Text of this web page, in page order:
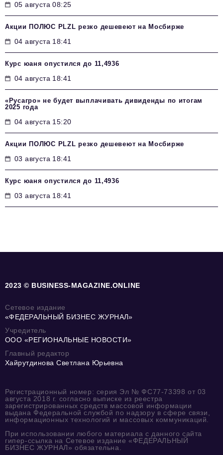
05 августа 08:25
Акции ПОЛЮС PLZL резко дешевеют на Мосбирже
04 августа 18:41
Курс юаня опустился до 11,4936
04 августа 18:41
«Русагро» не будет выплачивать дивиденды по итогам
2025 года
04 августа 15:20
Акции ПОЛЮС PLZL резко дешевеют на Мосбирже
03 августа 18:41
Курс юаня опустился до 11,4936
03 августа 18:41
2023 © BUSINESS-MAGAZINE.ONLINE
Сетевое издание
«ФЕДЕРАЛЬНЫЙ БИЗНЕС ЖУРНАЛ»
Учредитель
ООО «РЕГИОНАЛЬНЫЕ НОВОСТИ»
Главный редактор
Хайрутдинова Светлана Юрьевна
Регистрационный номер: серия Эл № ФС77-73398 от 03
августа 2018 г. согласно выписке из реестра
зарегистрированных средств массовой информации
выдана Федеральной службой по надзору в сфере связи,
информационных технологий и массовых коммуникаций.
При использовании любого материала с данного сайта
гипер-ссылка на Сетевое издание «ФЕДЕРАЛЬНЫЙ
БИЗНЕС ЖУРНАЛ» обязательна.